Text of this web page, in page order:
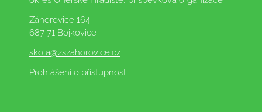
Záhorovice 164
687 71 Bojkovice
skola@zszahorovice.cz
Prohlášení o přístupnosti